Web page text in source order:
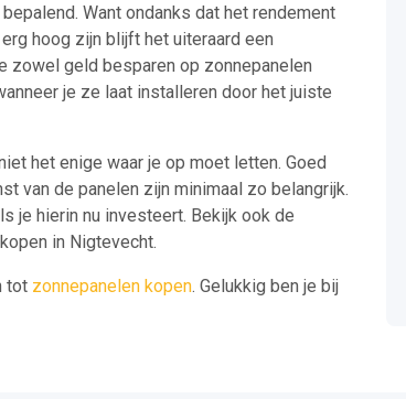
Want ondanks dat het rendement
hoog zijn blijft het uiteraard een
zowel geld besparen op zonnepanelen
je ze laat installeren door het juiste
het enige waar je op moet letten. Goed
van de panelen zijn minimaal zo belangrijk.
je hierin nu investeert. Bekijk ook de
in Nigtevecht.
tot zonnepanelen kopen. Gelukkig ben je bij